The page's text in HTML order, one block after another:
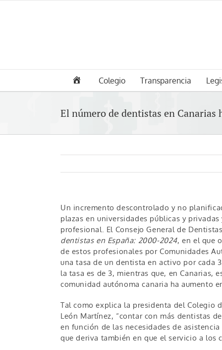
Colegio Transparencia
El número de dentistas en Canarias
Un incremento descontrolado y no
plazas en universidades públicas y privadas
profesional. El Consejo General de
dentistas en España: 2000-2024, en el que
de estos profesionales por Comunidades
una tasa de un dentista en activo por cada
la tasa es de 3, mientras que, en Canarias,
comunidad autónoma canaria ha aumento
Tal como explica la presidenta del Colegio
León Martínez, “contar con más dentistas
en función de las necesidades de
que deriva también en que el servicio a los